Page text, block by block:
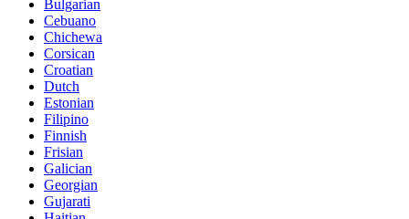
Bulgarian
Cebuano
Chichewa
Corsican
Croatian
Dutch
Estonian
Filipino
Finnish
Frisian
Galician
Georgian
Gujarati